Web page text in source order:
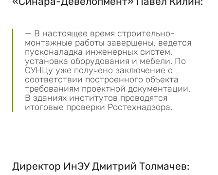
— В настоящее время строительно-
монтажные работы завершены, ведется
пусконаладка инженерных систем,
установка оборудования и мебели. По
СУНЦу уже получено заключение о
соответствии построенного объекта
требованиям проектной документации.
В зданиях институтов проводятся
итоговые проверки Ростехнадзора.
Директор ИнЭУ Дмитрий Толмачев: